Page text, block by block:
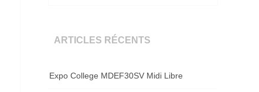
ARTICLES RÉCENTS
Expo College MDEF30SV Midi Libre